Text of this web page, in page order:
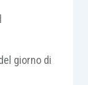
contenute
la
alla
errori
giorno di